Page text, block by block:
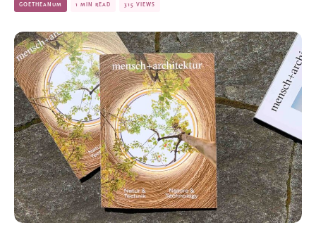
GOETHEANUM 1 MIN READ 315 VIEWS